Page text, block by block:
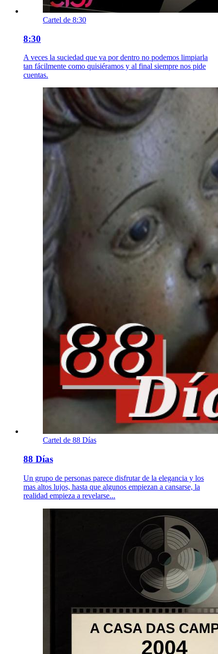
Cartel de 8:30
8:30
A veces la suciedad que va por dentro no podemos limpiarla
tan fácilmente como quisiéramos y al final siempre nos pide
cuentas.
Cartel de 88 Días
88 Días
Un grupo de personas parece disfrutar de la elegancia y los
mas altos lujos, hasta que algunos empiezan a cansarse, la
realidad empieza a revelarse...